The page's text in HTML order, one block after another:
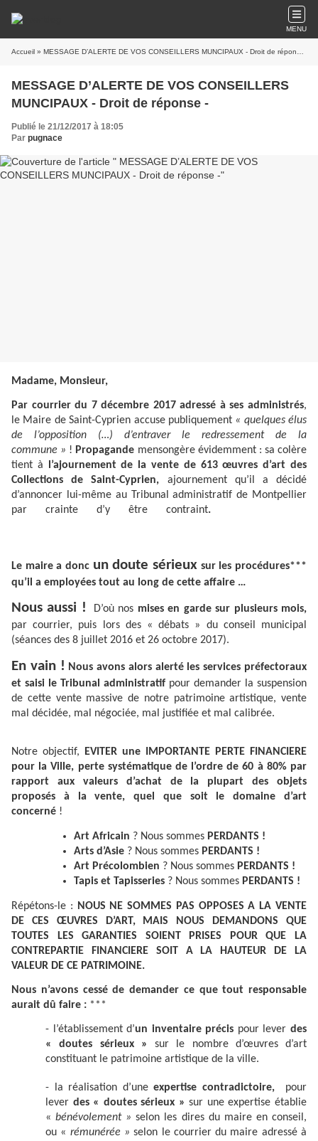
MENU
Accueil » MESSAGE D’ALERTE DE VOS CONSEILLERS MUNCIPAUX - Droit de réponse -
MESSAGE D’ALERTE DE VOS CONSEILLERS
MUNCIPAUX - Droit de réponse -
Publié le 21/12/2017 à 18:05
Par pugnace
Madame, Monsieur,
Par courrier du 7 décembre 2017 adressé à ses administrés,
le Maire de Saint-Cyprien accuse publiquement « quelques élus
de l’opposition (…) d’entraver le redressement de la
commune » ! Propagande mensongère évidemment : sa colère
tient à
l’ajournement de la vente de 613 œuvres d’art des
Collections de Saint-Cyprien, ajournement qu’il a décidé
d’annoncer lui-même au Tribunal administratif de Montpellier
par crainte d’y être contraint.
Le maire a donc un doute sérieux sur les procédures***
qu’il a employées tout au long de cette affaire …
Nous aussi ! D’où nos mises en garde sur plusieurs mois,
par courrier, puis lors des « débats » du conseil municipal
(séances des 8 juillet 2016 et 26 octobre 2017).
En vain ! Nous avons alors alerté les services préfectoraux
et saisi le Tribunal administratif pour demander la suspension
de cette vente massive de notre patrimoine artistique, vente
mal décidée, mal négociée, mal justifiée et mal calibrée.
Notre objectif, EVITER une
IMPORTANTE PERTE FINANCIERE
pour la Ville, perte systématique de l’ordre de 60 à 80% par
rapport aux valeurs d’achat de la plupart des objets
proposés à la vente, quel que soit le domaine d’art
concerné !
Art Africain ? Nous sommes PERDANTS !
Arts d’Asie ? Nous sommes PERDANTS !
Art Précolombien ? Nous sommes PERDANTS !
Tapis et Tapisseries ? Nous sommes PERDANTS !
Répétons-le : NOUS NE SOMMES PAS OPPOSES A LA VENTE
DE CES ŒUVRES D’ART, MAIS NOUS DEMANDONS QUE
TOUTES LES GARANTIES SOIENT PRISES POUR QUE LA
CONTREPARTIE FINANCIERE SOIT A LA HAUTEUR DE LA
VALEUR DE CE PATRIMOINE.
Nous n’avons cessé de demander ce que tout responsable
aurait dû faire : ***
- l’établissement d’un inventaire précis pour leverdes
« doutes sérieux » sur le nombre d’œuvres d’art
constituant le patrimoine artistique de la ville.
- la réalisation d’uneexpertise contradictoire,pour
lever des « doutes sérieux »sur une expertise établie
«bénévolement »selon les dires du maire en conseil,
ou « rémunérée » selon le courrier du maire adressé à